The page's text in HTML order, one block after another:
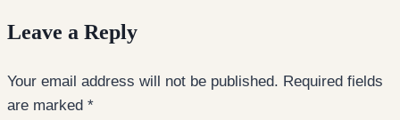
Leave a Reply
Your email address will not be published. Required fields
are marked *